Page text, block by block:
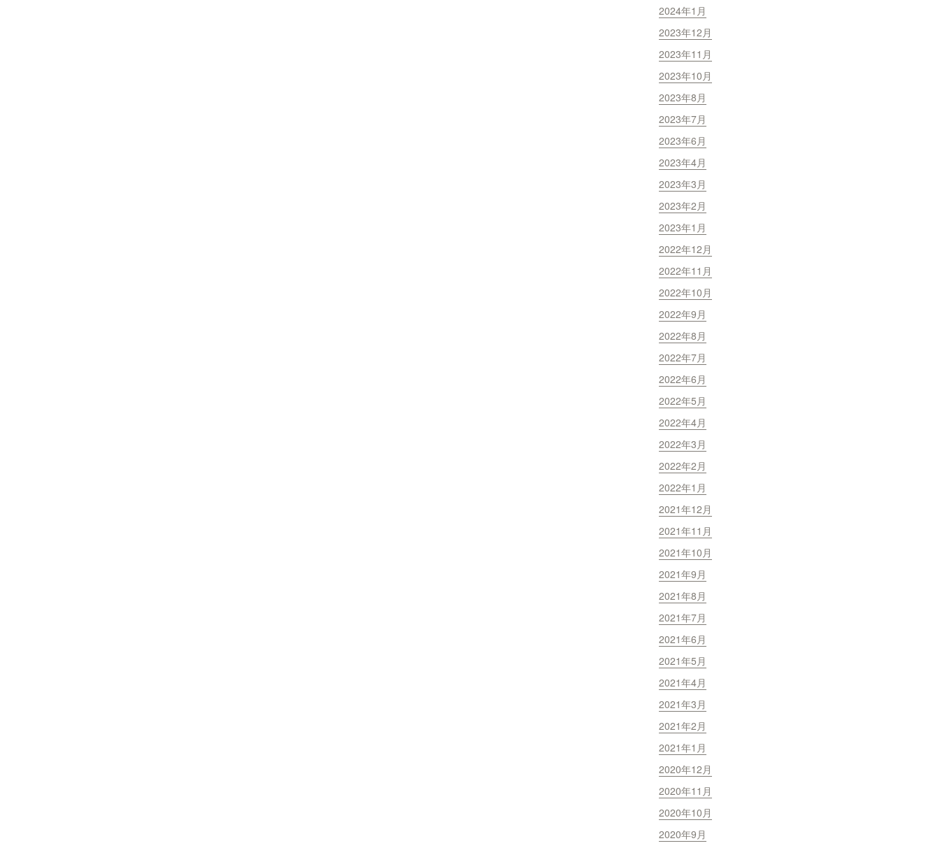
2024年1月
2023年12月
2023年11月
2023年10月
2023年8月
2023年7月
2023年6月
2023年4月
2023年3月
2023年2月
2023年1月
2022年12月
2022年11月
2022年10月
2022年9月
2022年8月
2022年7月
2022年6月
2022年5月
2022年4月
2022年3月
2022年2月
2022年1月
2021年12月
2021年11月
2021年10月
2021年9月
2021年8月
2021年7月
2021年6月
2021年5月
2021年4月
2021年3月
2021年2月
2021年1月
2020年12月
2020年11月
2020年10月
2020年9月